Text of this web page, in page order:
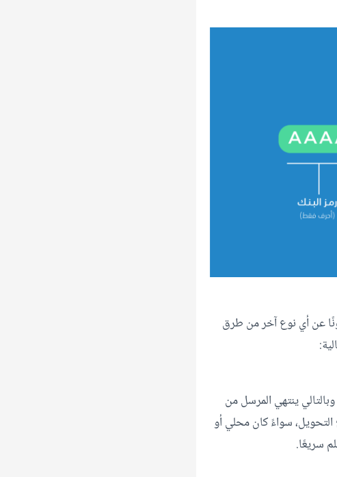
عن أي نوع آخر من طرق
وبالتالي ينتهي المرسل من
التحويل، سواءً كان محلي أو
سريعًا.